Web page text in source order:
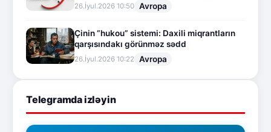
26.İyul.2026 10:50 Avropa
Çinin “hukou” sistemi: Daxili miqrantların
qarşısındakı görünməz sədd
26.İyul.2026 10:22 Avropa
Telegramda izləyin